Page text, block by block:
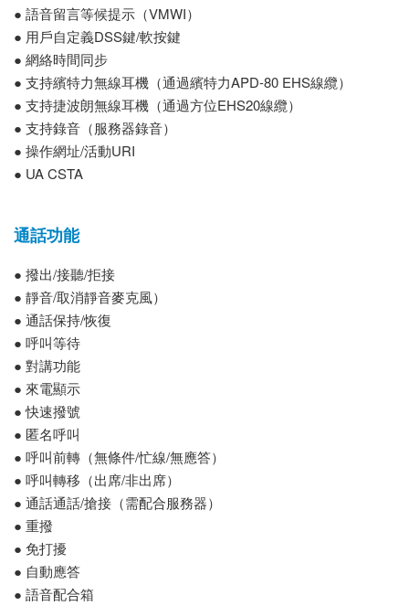
● 語音留言等候提示（VMWI）
● 用戶自定義DSS鍵/軟按鍵
● 網絡時間同步
● 支持繽特力無線耳機（通過繽特力APD-80 EHS線纜）
● 支持捷波朗無線耳機（通過方位EHS20線纜）
● 支持錄音（服務器錄音）
● 操作網址/活動URI
● UA CSTA
通話功能
● 撥出/接聽/拒接
● 靜音/取消靜音麥克風）
● 通話保持/恢復
● 呼叫等待
● 對講功能
● 來電顯示
● 快速撥號
● 匿名呼叫
● 呼叫前轉（無條件/忙線/無應答）
● 呼叫轉移（出席/非出席）
● 通話通話/搶接（需配合服務器）
● 重撥
● 免打擾
● 自動應答
● 語音配合箱